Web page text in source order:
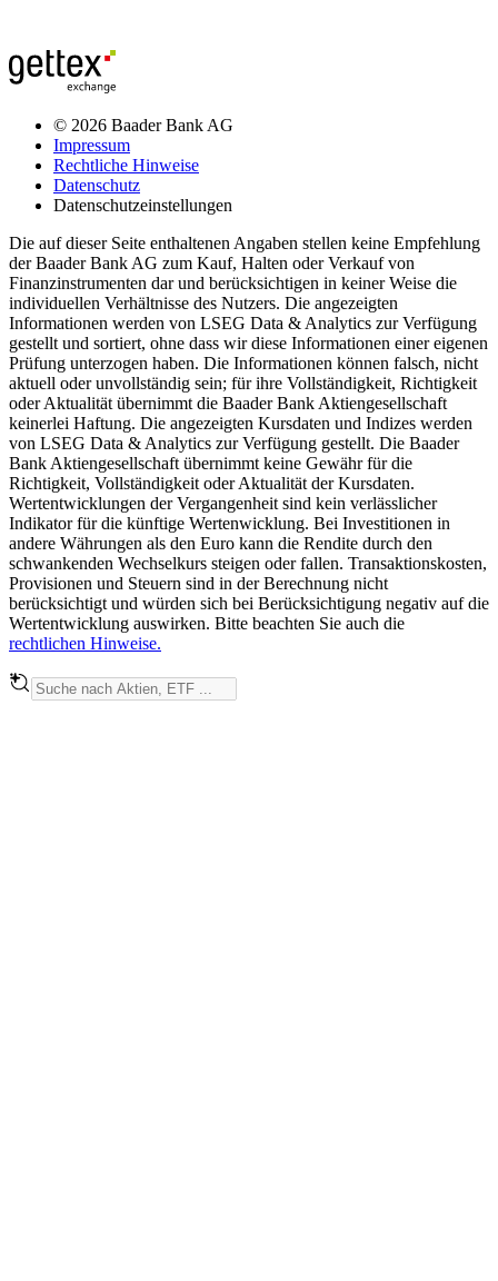
© 2026 Baader Bank AG
Impressum
Rechtliche Hinweise
Datenschutz
Datenschutzeinstellungen
Die auf dieser Seite enthaltenen Angaben stellen keine Empfehlung
der Baader Bank AG zum Kauf, Halten oder Verkauf von
Finanzinstrumenten dar und berücksichtigen in keiner Weise die
individuellen Verhältnisse des Nutzers. Die angezeigten
Informationen werden von LSEG Data & Analytics zur Verfügung
gestellt und sortiert, ohne dass wir diese Informationen einer eigenen
Prüfung unterzogen haben. Die Informationen können falsch, nicht
aktuell oder unvollständig sein; für ihre Vollständigkeit, Richtigkeit
oder Aktualität übernimmt die Baader Bank Aktiengesellschaft
keinerlei Haftung. Die angezeigten Kursdaten und Indizes werden
von LSEG Data & Analytics zur Verfügung gestellt. Die Baader
Bank Aktiengesellschaft übernimmt keine Gewähr für die
Richtigkeit, Vollständigkeit oder Aktualität der Kursdaten.
Wertentwicklungen der Vergangenheit sind kein verlässlicher
Indikator für die künftige Wertenwicklung. Bei Investitionen in
andere Währungen als den Euro kann die Rendite durch den
schwankenden Wechselkurs steigen oder fallen. Transaktionskosten,
Provisionen und Steuern sind in der Berechnung nicht
berücksichtigt und würden sich bei Berücksichtigung negativ auf die
Wertentwicklung auswirken. Bitte beachten Sie auch die
rechtlichen Hinweise.